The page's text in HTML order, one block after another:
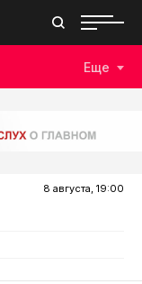
Еще
8 августа, 19:00